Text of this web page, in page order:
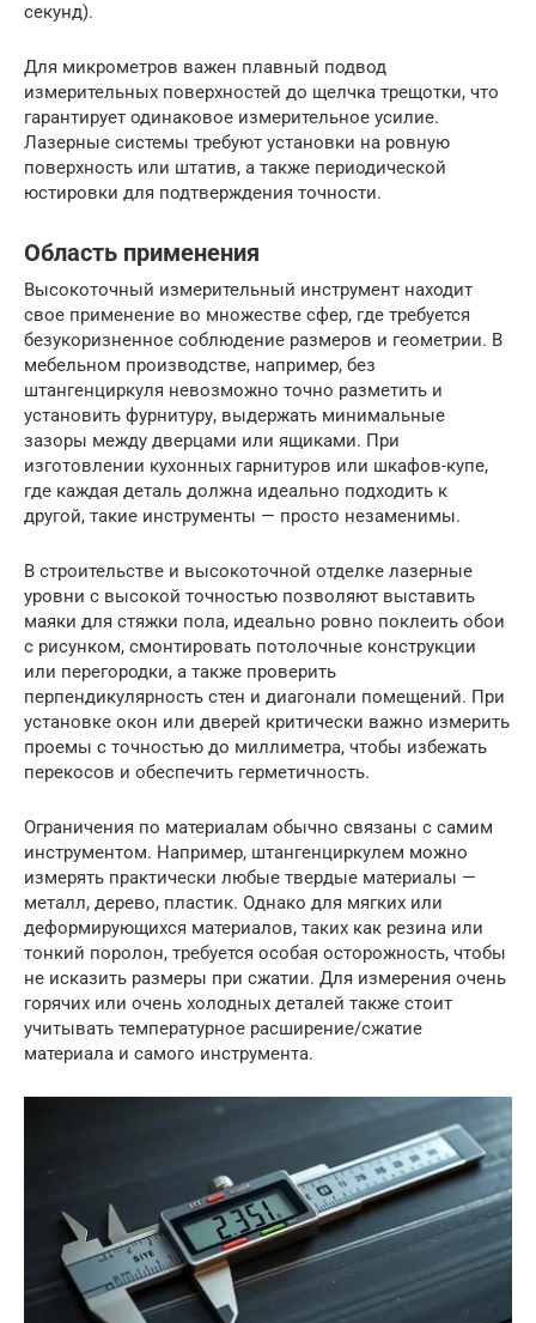
секунд).
Для микрометров важен плавный подвод
измерительных поверхностей до щелчка трещотки, что
гарантирует одинаковое измерительное усилие.
Лазерные системы требуют установки на ровную
поверхность или штатив, а также периодической
юстировки для подтверждения точности.
Область применения
Высокоточный измерительный инструмент находит
свое применение во множестве сфер, где требуется
безукоризненное соблюдение размеров и геометрии. В
мебельном производстве, например, без
штангенциркуля невозможно точно разметить и
установить фурнитуру, выдержать минимальные
зазоры между дверцами или ящиками. При
изготовлении кухонных гарнитуров или шкафов-купе,
где каждая деталь должна идеально подходить к
другой, такие инструменты — просто незаменимы.
В строительстве и высокоточной отделке лазерные
уровни с высокой точностью позволяют выставить
маяки для стяжки пола, идеально ровно поклеить обои
с рисунком, смонтировать потолочные конструкции
или перегородки, а также проверить
перпендикулярность стен и диагонали помещений. При
установке окон или дверей критически важно измерить
проемы с точностью до миллиметра, чтобы избежать
перекосов и обеспечить герметичность.
Ограничения по материалам обычно связаны с самим
инструментом. Например, штангенциркулем можно
измерять практически любые твердые материалы —
металл, дерево, пластик. Однако для мягких или
деформирующихся материалов, таких как резина или
тонкий поролон, требуется особая осторожность, чтобы
не исказить размеры при сжатии. Для измерения очень
горячих или очень холодных деталей также стоит
учитывать температурное расширение/сжатие
материала и самого инструмента.